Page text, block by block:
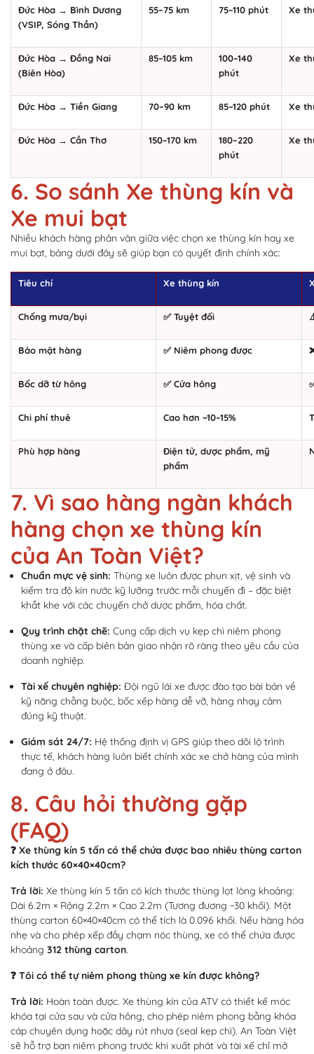
Đức Hòa → Bình Dương
(VSIP, Sóng Thần)
55–75 km 75–110 phút Xe
Đức Hòa → Đồng Nai
(Biên Hòa)
85–105 km
100–140
phút
Xe
Đức Hòa → Tiền Giang 70–90 km 85–120 phút Xe
Đức Hòa → Cần Thơ 150–170 km
180–220
phút
Xe
6. So sánh Xe thùng kín và
Xe mui bạt
Nhiều khách hàng phân vân giữa việc chọn xe thùng kín hay xe
mui bạt, bảng dưới đây sẽ giúp bạn có quyết định chính xác:
Tiêu chí Xe thùng kín
Chống mưa/bụi ✅ Tuyệt đối
Bảo mật hàng ✅ Niêm phong được
Bốc dỡ từ hông ✅ Cửa hông
Chi phí thuê Cao hơn ~10–15%
Phù hợp hàng
Điện tử, dược phẩm, mỹ
phẩm
7. Vì sao hàng ngàn khách
hàng chọn xe thùng kín
của An Toàn Việt?
Chuẩn mực vệ sinh: Thùng xe luôn được phun xịt, vệ sinh và
kiểm tra độ kín nước kỹ lưỡng trước mỗi chuyến đi – đặc biệt
khắt khe với các chuyến chở dược phẩm, hóa chất.
Quy trình chặt chẽ: Cung cấp dịch vụ kẹp chì niêm phong
thùng xe và cấp biên bản giao nhận rõ ràng theo yêu cầu của
doanh nghiệp.
Tài xế chuyên nghiệp: Đội ngũ lái xe được đào tạo bài bản về
kỹ năng chằng buộc, bốc xếp hàng dễ vỡ, hàng nhạy cảm
đúng kỹ thuật.
Giám sát 24/7: Hệ thống định vị GPS giúp theo dõi lộ trình
thực tế, khách hàng luôn biết chính xác xe chở hàng của mình
đang ở đâu.
8. Câu hỏi thường gặp
(FAQ)
❓ Xe thùng kín 5 tấn có thể chứa được bao nhiêu thùng carton
kích thước 60×40×40cm?
Trả lời: Xe thùng kín 5 tấn có kích thước thùng lọt lòng khoảng:
Dài 6.2m × Rộng 2.2m × Cao 2.2m (Tương đương ~30 khối). Một
thùng carton 60×40×40cm có thể tích là 0.096 khối. Nếu hàng hóa
nhẹ và cho phép xếp đầy chạm nóc thùng, xe có thể chứa được
khoảng 312 thùng carton.
❓ Tôi có thể tự niêm phong thùng xe kín được không?
Trả lời: Hoàn toàn được. Xe thùng kín của ATV có thiết kế móc
khóa tại cửa sau và cửa hông, cho phép niêm phong bằng khóa
cáp chuyên dụng hoặc dây rút nhựa (seal kẹp chì). An Toàn Việt
sẽ hỗ trợ bạn niêm phong trước khi xuất phát và tài xế chỉ mở